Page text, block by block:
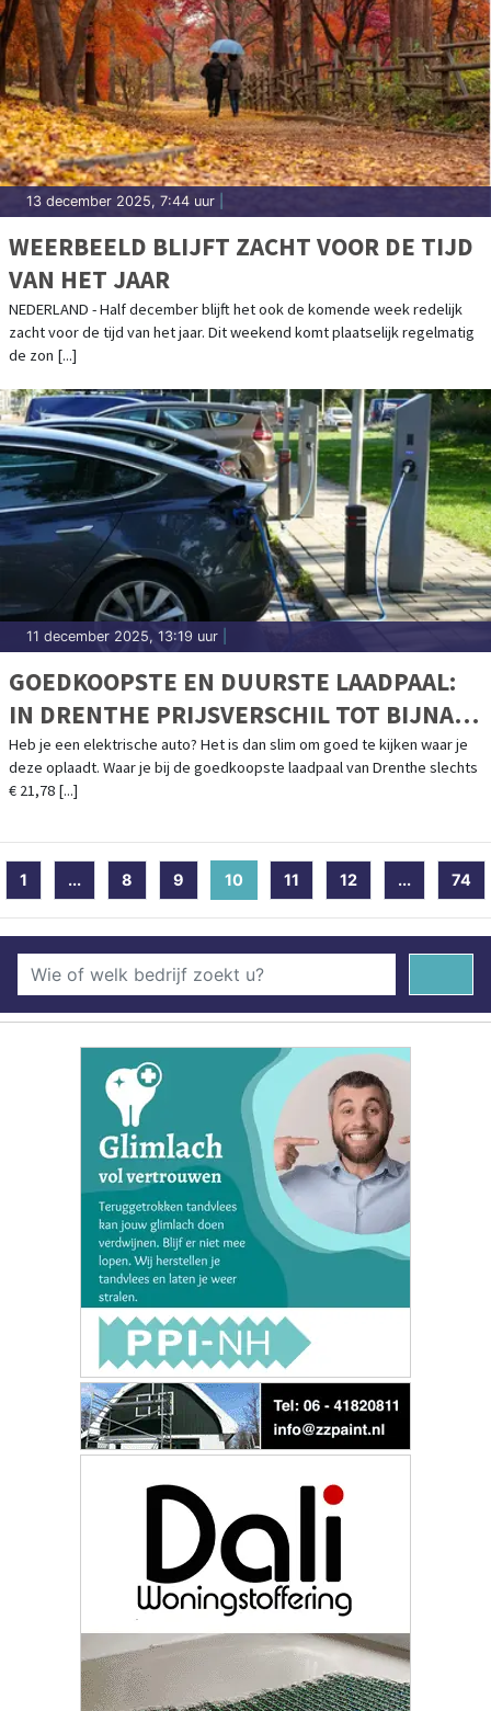
13 december 2025, 7:44 uur
WEERBEELD BLIJFT ZACHT VOOR DE TIJD
VAN HET JAAR
NEDERLAND - Half december blijft het ook de komende week redelijk
zacht voor de tijd van het jaar. Dit weekend komt plaatselijk regelmatig
de zon [...]
11 december 2025, 13:19 uur
GOEDKOOPSTE EN DUURSTE LAADPAAL:
IN DRENTHE PRIJSVERSCHIL TOT BIJNA €
72 VOOR EEN VOLLE BATTERIJ
Heb je een elektrische auto? Het is dan slim om goed te kijken waar je
deze oplaadt. Waar je bij de goedkoopste laadpaal van Drenthe slechts
€ 21,78 [...]
1 ... 8 9 10 (current)
11 12 ... 74